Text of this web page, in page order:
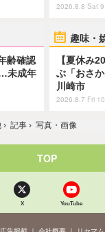
2026.8.8 Sat
齢確認
未成年
趣味・
【夏休み
ぶ「おさ
川崎市
2026.8.7 Fri
› 記事 › 写真・画像
TOP
X YouTube